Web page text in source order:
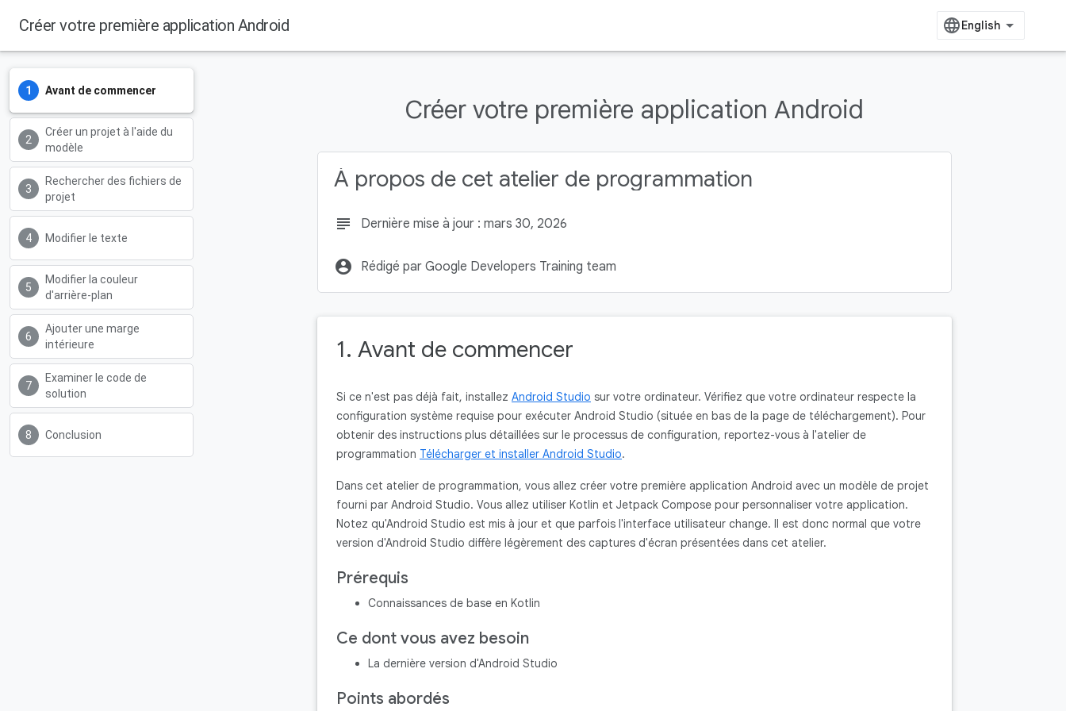
Créer votre première application Android
Avant de commencer
Créer un projet à l'aide du
modèle
Rechercher des fichiers de
projet
Modifier le texte
Modifier la couleur
d'arrière-plan
Ajouter une marge
intérieure
Examiner le code de
solution
Conclusion
Créer votre première application Android
À propos de cet atelier de programmation
subject Dernière mise à jour : mars 30, 2026
account_circle Rédigé par Google Developers Training team
1. Avant de commencer
Si ce n'est pas déjà fait, installez Android Studio sur votre ordinateur. Vérifiez que votre ordinateur respecte la
configuration système requise pour exécuter Android Studio (située en bas de la page de téléchargement). Pour
obtenir des instructions plus détaillées sur le processus de configuration, reportez-vous à l'atelier de
programmation Télécharger et installer Android Studio.
Dans cet atelier de programmation, vous allez créer votre première application Android avec un modèle de projet
fourni par Android Studio. Vous allez utiliser Kotlin et Jetpack Compose pour personnaliser votre application.
Notez qu'Android Studio est mis à jour et que parfois l'interface utilisateur change. Il est donc normal que votre
version d'Android Studio diffère légèrement des captures d'écran présentées dans cet atelier.
Prérequis
Connaissances de base en Kotlin
Ce dont vous avez besoin
La dernière version d'Android Studio
Points abordés